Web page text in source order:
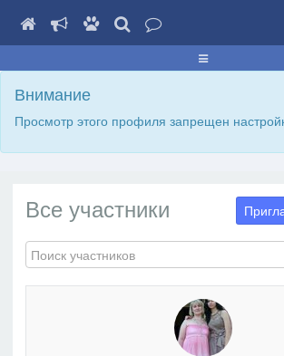
Внимание
Просмотр этого профиля запрещен
Все участники